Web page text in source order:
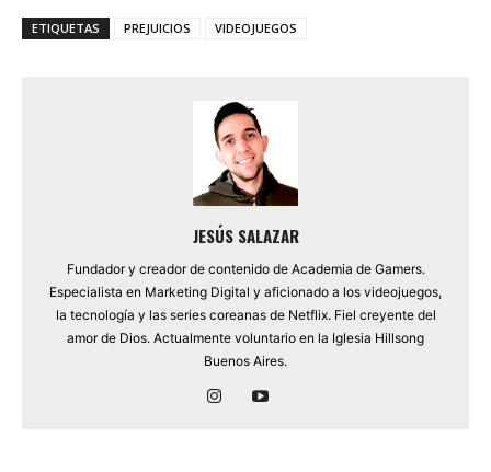
ETIQUETAS PREJUICIOS VIDEOJUEGOS
JESÚS SALAZAR
Fundador y creador de contenido de Academia de Gamers.
Especialista en Marketing Digital y aficionado a los videojuegos,
la tecnología y las series coreanas de Netflix. Fiel creyente del
amor de Dios. Actualmente voluntario en la Iglesia Hillsong
Buenos Aires.